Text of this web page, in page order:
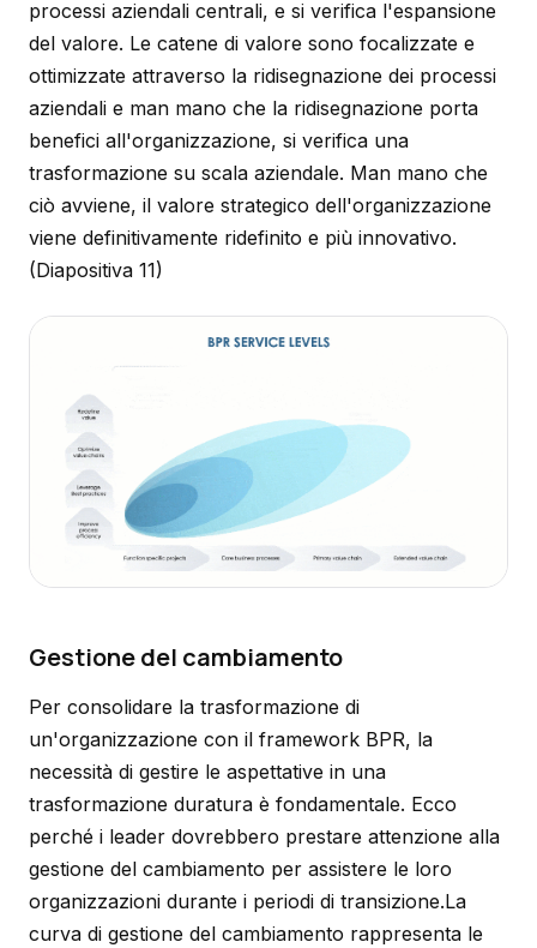
processi aziendali centrali, e si verifica l'espansione
del valore. Le catene di valore sono focalizzate e
ottimizzate attraverso la ridisegnazione dei processi
aziendali e man mano che la ridisegnazione porta
benefici all'organizzazione, si verifica una
trasformazione su scala aziendale. Man mano che
ciò avviene, il valore strategico dell'organizzazione
viene definitivamente ridefinito e più innovativo.
(Diapositiva 11)
Gestione del cambiamento
Per consolidare la trasformazione di
un'organizzazione con il framework BPR, la
necessità di gestire le aspettative in una
trasformazione duratura è fondamentale. Ecco
perché i leader dovrebbero prestare attenzione alla
gestione del cambiamento per assistere le loro
organizzazioni durante i periodi di transizione.La
curva di gestione del cambiamento rappresenta le